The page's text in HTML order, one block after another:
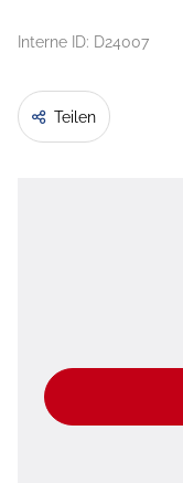
Interne ID: D24007
Teilen